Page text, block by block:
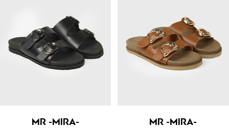
MR -MIRA- MR -MIRA-